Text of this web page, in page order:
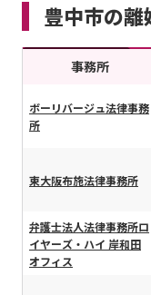
内縁の夫婦
豊中市の
横スクロール可能
事務所
ボーリバージュ法律事務
所
東大阪布施法律事務所
弁護士法人法律事務所ロ
イヤーズ・ハイ 岸和田
オフィス